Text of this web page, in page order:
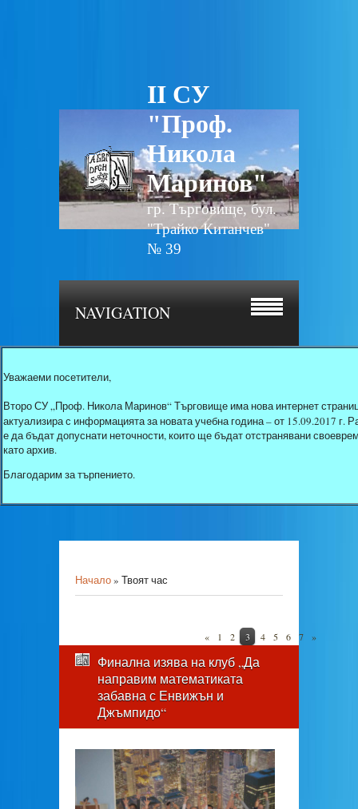
II СУ
"Проф.
Никола
Маринов"
гр. Търговище, бул.
"Трайко Китанчев"
№ 39
NAVIGATION
Уважаеми посетители,
Второ СУ „Проф. Никола Маринов“ Търговище има нова интернет
актуализира с информацията за новата учебна година – от 15.09.2017
е да бъдат допуснати неточности, които ще бъдат отстранявани
като архив.
Благодарим за търпението.
Начало» Твоят час
« 1 2 3 4 5 6 7 »
Финална изява на клуб „Да
направим математиката
забавна с Енвижън и
Джъмпидо“